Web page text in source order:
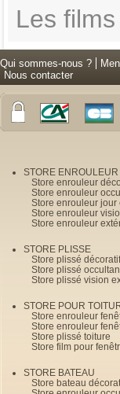
Les
Qui sommes-nous ?
Nous contacter
STORE ENROULEUR
Store enrouleur
Store enrouleur
Store enrouleur jour
Store enrouleur
Store enrouleur
STORE PLISSE
Store plissé
Store plissé
Store plissé vision
STORE POUR
Store enrouleur
Store enrouleur
Store plissé toiture
Store film pour
STORE BATEAU
Store bateau